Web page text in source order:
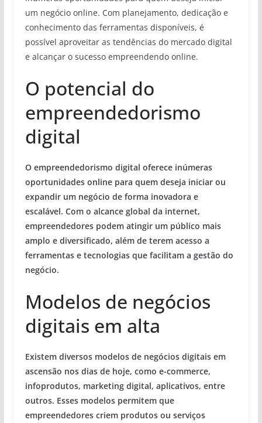
um negócio online. Com planejamento, dedicação e
conhecimento das ferramentas disponíveis, é
possível aproveitar as tendências do mercado digital
e alcançar o sucesso empreendendo online.
O potencial do
empreendedorismo
digital
O empreendedorismo digital oferece inúmeras
oportunidades online para quem deseja iniciar ou
expandir um negócio de forma inovadora e
escalável. Com o alcance global da internet,
empreendedores podem atingir um público mais
amplo e diversificado, além de terem acesso a
ferramentas e tecnologias que facilitam a gestão do
negócio.
Modelos de negócios
digitais em alta
Existem diversos modelos de negócios digitais em
ascensão nos dias de hoje, como e-commerce,
infoprodutos, marketing digital, aplicativos, entre
outros. Esses modelos permitem que
empreendedores criem produtos ou serviços